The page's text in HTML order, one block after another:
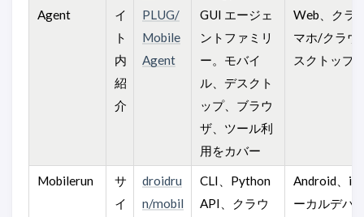
Agent
イ
ト
内
紹
介
PLUG/
Mobile
Agent
GUI エージェ
ントファミリ
ー。モバイ
ル、デスクト
ップ、ブラウ
ザ、ツール利
用をカバー
Web、クラ
マホ/クラウ
スクトップ
Mobilerun
サ
イ
droidru
n/mobil
CLI、Python
API、クラウ
Android、
ーカルデバ